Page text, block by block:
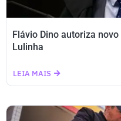
Flávio Dino autoriza
Lulinha
LEIA MAIS